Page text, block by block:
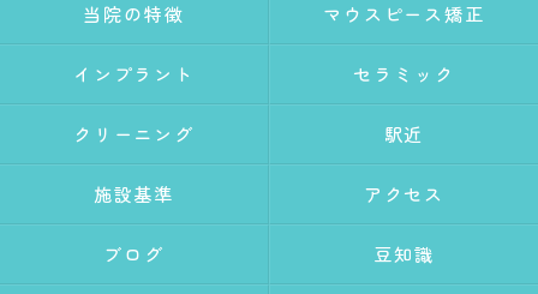
当院の特徴 マウスピース矯正
インプラント セラミック
クリーニング 駅近
施設基準 アクセス
ブログ 豆知識